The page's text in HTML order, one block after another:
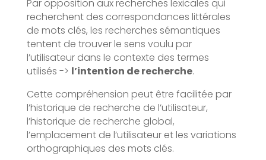
Par opposition aux recherches lexicales qui
recherchent des correspondances littérales
de mots clés, les recherches sémantiques
tentent de trouver le sens voulu par
l’utilisateur dans le contexte des termes
utilisés -> l’intention de recherche.
Cette compréhension peut être facilitée par
l’historique de recherche de l’utilisateur,
l’historique de recherche global,
l’emplacement de l’utilisateur et les variations
orthographiques des mots clés.